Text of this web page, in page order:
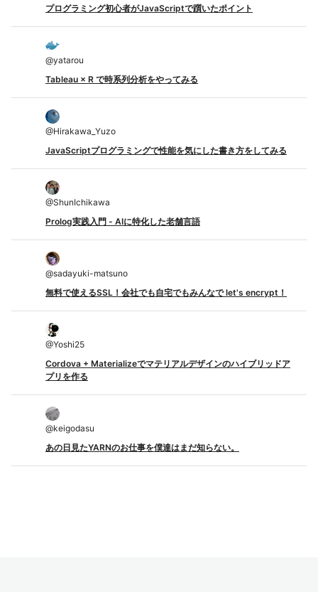
プログラミング初心者がJavaScriptで躓いたポイント
@yatarou
Tableau × R で時系列分析をやってみる
@Hirakawa_Yuzo
JavaScriptプログラミングで性能を気にした書き方をしてみる
@ShunIchikawa
Prolog実践入門 - AIに特化した老舗言語
@sadayuki-matsuno
無料で使えるSSL！会社でも自宅でもみんなで let's encrypt！
@Yoshi25
Cordova + Materializeでマテリアルデザインのハイブリッドア
プリを作る
@keigodasu
あの日見たYARNのお仕事を僕達はまだ知らない。